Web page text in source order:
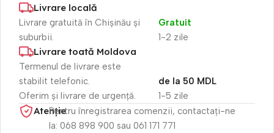
Livrare locală
Livrare gratuită în Chișinău și
suburbii.
1-2 zile
Gratuit
Livrare toată Moldova
Termenul de livrare este
stabilit telefonic.
Oferim și livrare de urgență.
1-5 zile
de la 50 MDL
Atenție​Pentru înregistrarea comenzii, contactați-ne
la: 068 898 900 sau 061 171 771